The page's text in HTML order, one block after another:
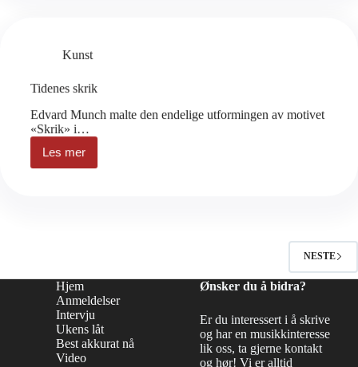
Kunst
Tidenes skrik
Edvard Munch malte den endelige utformingen av motivet
«Skrik» i…
Les mer
Tidenes
skrik
NESTE
Hjem
Anmeldelser
Intervju
Ukens låt
Best akkurat nå
Video
Ønsker du å bidra?
Er du interessert i å skrive
og har en musikkinteresse
lik oss, ta gjerne kontakt
og hør! Vi er alltid